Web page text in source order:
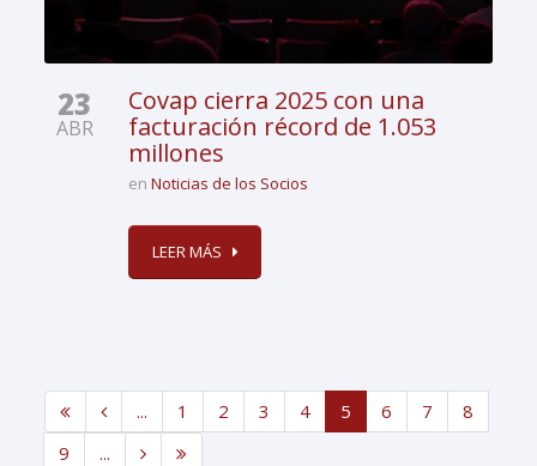
23
ABR
Covap cierra 2025 con una
facturación récord de 1.053
millones
enNoticias de los Socios
LEER MÁS
... 1 2 3 4 5 6 7
8
9
...